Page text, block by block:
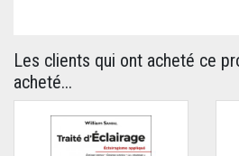
Les clients qui ont acheté ce
acheté...